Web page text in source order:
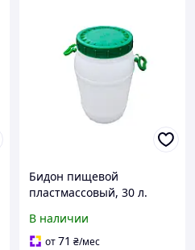
Бидон пищевой
пластмассовый, 30 л.
(сертифицированные)
В наличии
от71 ₴/мес